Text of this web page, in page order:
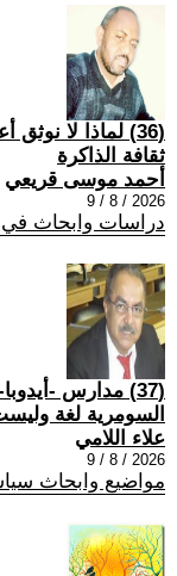
(36) لماذا لا
ثقافة الذاكرة
أحمد موسى قريعي
2026 / 8 / 9
دراسات وابحاث في
(37) مدارس -
السومرية لغة
علاء اللامي
2026 / 8 / 9
مواضيع وابحاث